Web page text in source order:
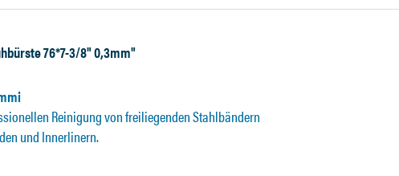
76*7-3/8" 0,3mm"
Reinigung von freiliegenden Stahlbändern
und Innerlinern.